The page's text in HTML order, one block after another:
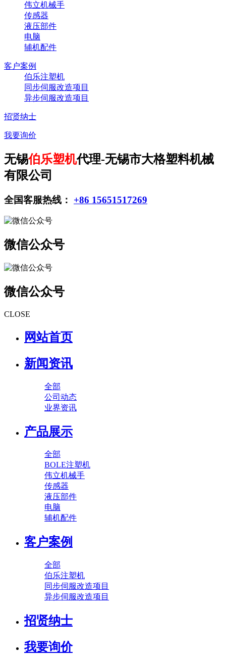
伟立机械手
传感器
液压部件
电脑
辅机配件
客户案例
伯乐注塑机
同步伺服改造项目
异步伺服改造项目
招贤纳士
我要询价
无锡伯乐塑机代理-无锡市大格塑料机械
有限公司
全国客服热线： +86 15651517269
微信公众号
微信公众号
CLOSE
网站首页
新闻资讯
全部
公司动态
业界资讯
产品展示
全部
BOLE注塑机
伟立机械手
传感器
液压部件
电脑
辅机配件
客户案例
全部
伯乐注塑机
同步伺服改造项目
异步伺服改造项目
招贤纳士
我要询价